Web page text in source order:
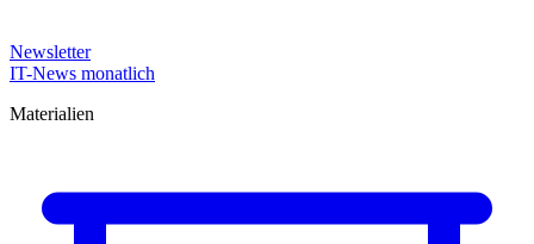
Newsletter
IT-News monatlich
Materialien